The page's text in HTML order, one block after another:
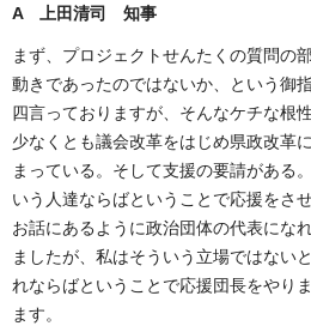
A 上田清司 知事
まず、プロジェクトせんたくの質問の
動きであったのではないか、という御
四言っておりますが、そんなケチな根
少なくとも議会改革をはじめ県政改革
まっている。そして支援の要請がある
いう人達ならばということで応援をさ
お話にあるように政治団体の代表にな
ましたが、私はそういう立場ではない
れならばということで応援団長をやり
ます。